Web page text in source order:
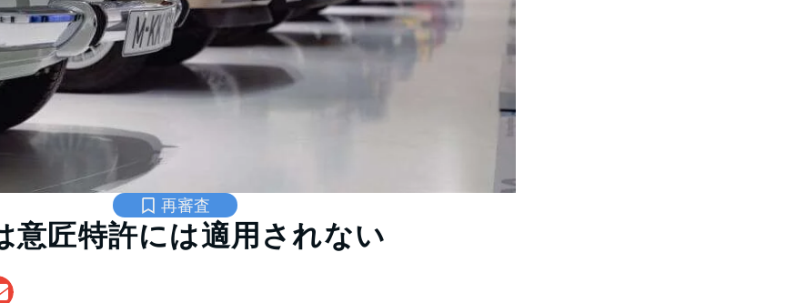
再審査
意匠特許には適用されない